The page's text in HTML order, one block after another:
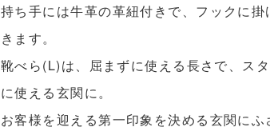
持ち手には牛革の革紐付きで、フックに
きます。
靴べら(L)は、屈まずに使える長さで、ス
に使える玄関に。
お客様を迎える第一印象を決める玄関に